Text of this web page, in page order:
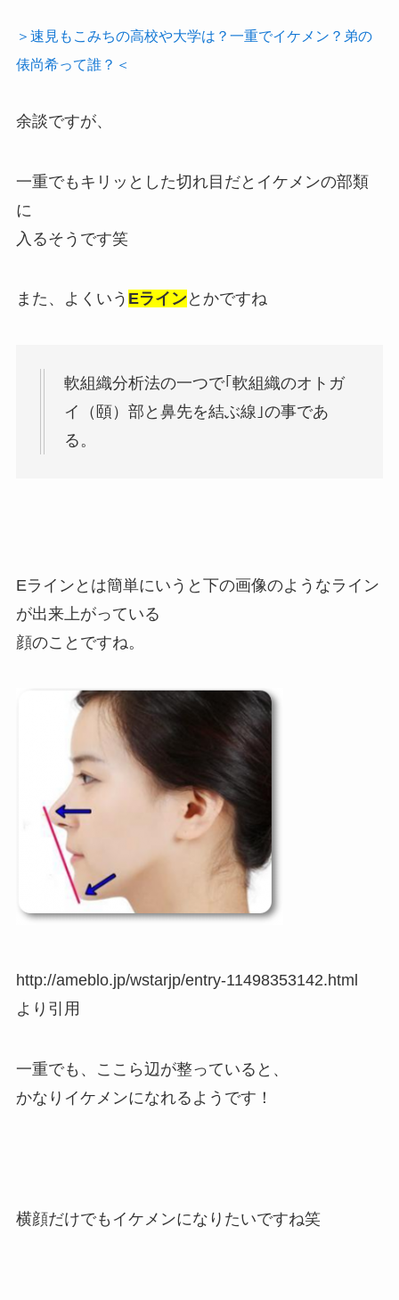
＞速見もこみちの高校や大学は？一重でイケメン？弟の
俵尚希って誰？＜
余談ですが、
一重でもキリッとした切れ目だとイケメンの部類
に
入るそうです笑
また、よくいう Eラインとかですね
軟組織分析法の一つで｢軟組織のオトガ
イ（頤）部と鼻先を結ぶ線｣の事であ
る。
Eラインとは簡単にいうと下の画像のようなライン
が出来上がっている
顔のことですね。
http://ameblo.jp/wstarjp/entry-11498353142.html
より引用
一重でも、ここら辺が整っていると、
かなりイケメンになれるようです！
横顔だけでもイケメンになりたいですね笑